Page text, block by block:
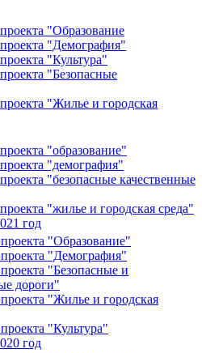
"Образование
"Демография"
"Культура"
"Безопасные
"Жилье и городская
"образование"
"демография"
"безопасные качественные
"жилье и городская среда"
год
"Образование"
"Демография"
"Безопасные и
дороги"
"Жилье и городская
"Культура"
год